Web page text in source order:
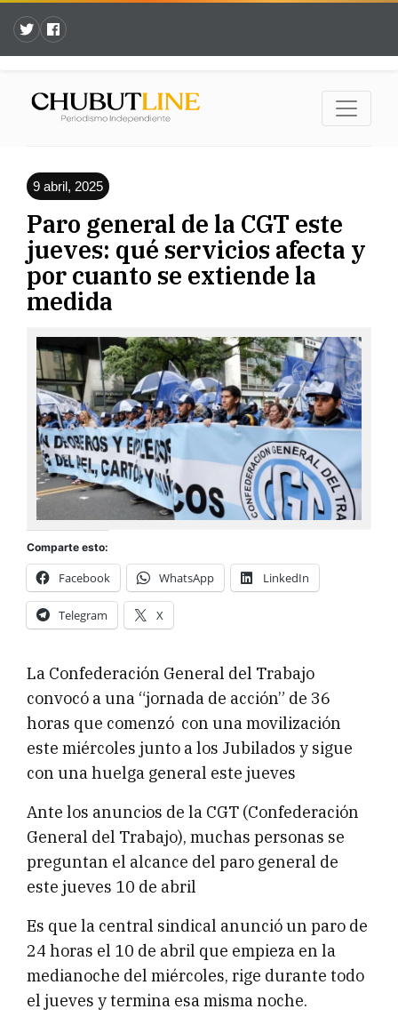
9 abril, 2025
Paro general de la CGT este
jueves: qué servicios afecta y
por cuanto se extiende la
medida
Comparte esto:
Facebook WhatsApp LinkedIn
Telegram X
La Confederación General del Trabajo
convocó a una “jornada de acción” de 36
horas que comenzó con una movilización
este miércoles junto a los Jubilados y sigue
con una huelga general este jueves
Ante los anuncios de la CGT (Confederación
General del Trabajo), muchas personas se
preguntan el alcance del paro general de
este jueves 10 de abril
Es que la central sindical anunció un paro de
24 horas el 10 de abril que empieza en la
medianoche del miércoles, rige durante todo
el jueves y termina esa misma noche.